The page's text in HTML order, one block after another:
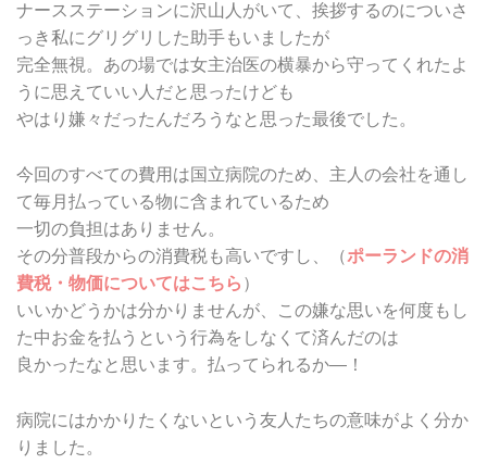
ナースステーションに沢山人がいて、挨拶するのについさ
っき私にグリグリした助手もいましたが
完全無視。あの場では女主治医の横暴から守ってくれたよ
うに思えていい人だと思ったけども
やはり嫌々だったんだろうなと思った最後でした。
今回のすべての費用は国立病院のため、主人の会社を通し
て毎月払っている物に含まれているため
一切の負担はありません。
その分普段からの消費税も高いですし、（ポーランドの消
費税・物価についてはこちら ）
いいかどうかは分かりませんが、この嫌な思いを何度もし
た中お金を払うという行為をしなくて済んだのは
良かったなと思います。払ってられるか―！
病院にはかかりたくないという友人たちの意味がよく分か
りました。